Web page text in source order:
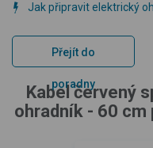
Jak připravit elektrický
Přejít do
poradny
Kabel červený
ohradník - 60